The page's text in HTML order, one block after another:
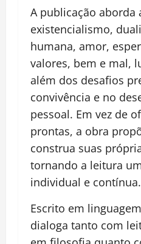
A publicação aborda
existencialismo,
humana, amor,
valores, bem e mal,
além dos desafios
convivência e no
pessoal. Em vez de
prontas, a obra
construa suas
tornando a leitura
individual e contínua.
Escrito em
dialoga tanto com